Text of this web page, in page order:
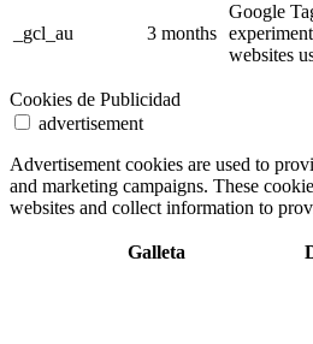
_gcl_au 3 months
Google
websites
Cookies de Publicidad
advertisement
Advertisement cookies are used to
and marketing campaigns. These
websites and collect information to
Galleta